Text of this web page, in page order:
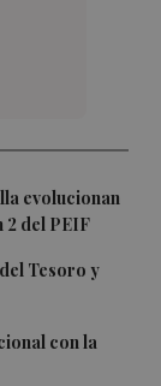
evolucionan
2 del PEIF
Tesoro y
con la